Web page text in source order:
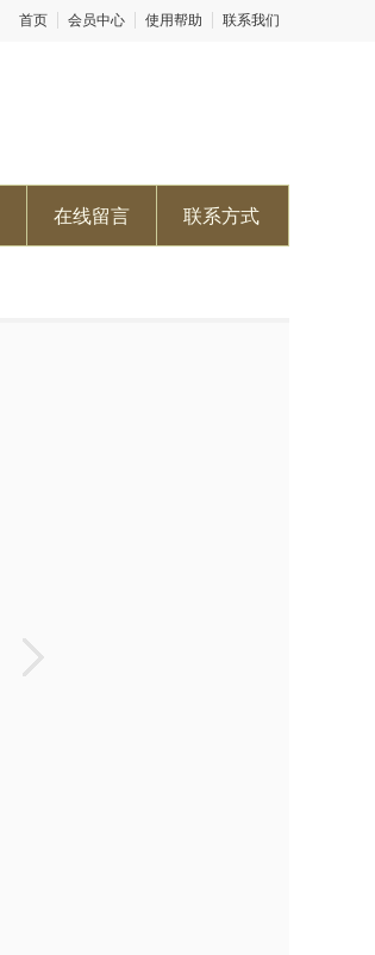
首页 会员中心 使用帮助 联系我们
在线留言 联系方式